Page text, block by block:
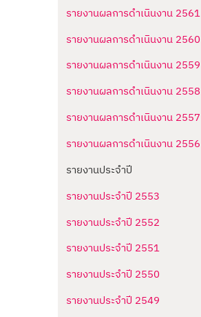
รายงานผลการดำเนินงาน 2561
รายงานผลการดำเนินงาน 2560
รายงานผลการดำเนินงาน 2559
รายงานผลการดำเนินงาน 2558
รายงานผลการดำเนินงาน 2557
รายงานผลการดำเนินงาน 2556
รายงานประจำปี
รายงานประจำปี 2553
รายงานประจำปี 2552
รายงานประจำปี 2551
รายงานประจำปี 2550
รายงานประจำปี 2549